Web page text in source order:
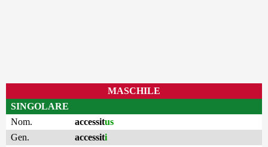
MASCHILE
SINGOLARE
Nom.
accessitus
Gen.
accessiti